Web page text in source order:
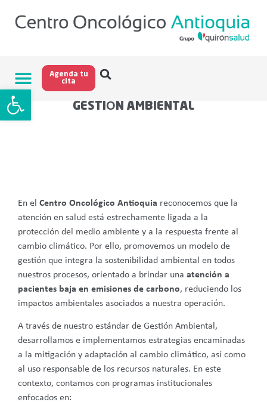
Abrir barra de herramientas
Agenda tu
cita
GESTIÓN AMBIENTAL
En el Centro Oncológico Antioquia reconocemos que la
atención en salud está estrechamente ligada a la
protección del medio ambiente y a la respuesta frente al
cambio climático. Por ello, promovemos un modelo de
gestión que integra la sostenibilidad ambiental en todos
nuestros procesos, orientado a brindar una atención a
pacientes baja en emisiones de carbono, reduciendo los
impactos ambientales asociados a nuestra operación.
A través de nuestro estándar de Gestión Ambiental,
desarrollamos e implementamos estrategias encaminadas
a la mitigación y adaptación al cambio climático, así como
al uso responsable de los recursos naturales. En este
contexto, contamos con programas institucionales
enfocados en: